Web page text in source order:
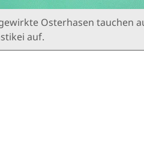
Osterhasen tauchen
auf.